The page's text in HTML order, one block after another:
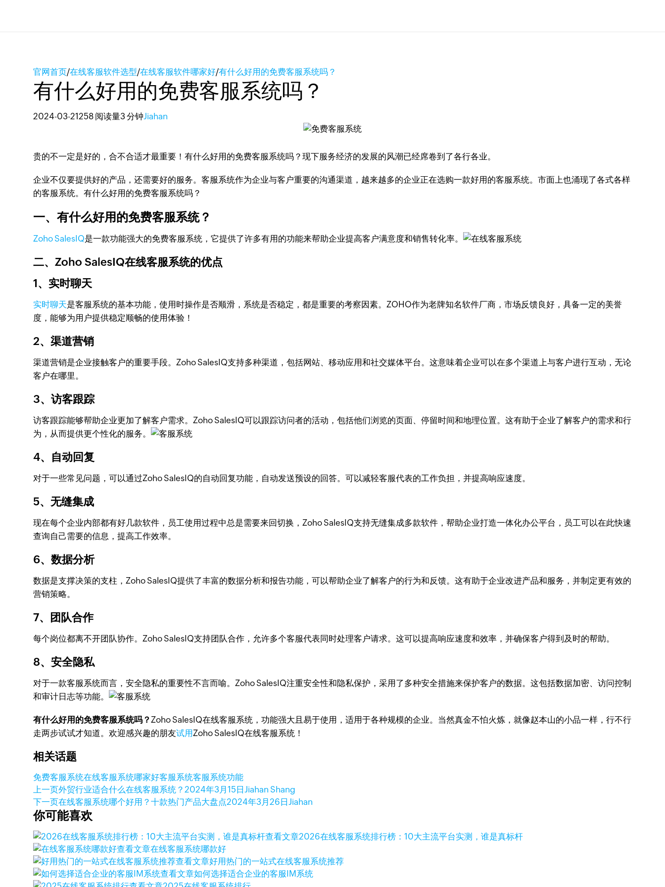
官网首页/在线客服软件选型/在线客服软件哪家好/有什么好用的免费客服系统吗？
有什么好用的免费客服系统吗？
2024-03-21258 阅读量3 分钟Jiahan
贵的不一定是好的，合不合适才最重要！有什么好用的免费客服系统吗？现下服务经济的发展的风潮已经席卷到了各行各业。
企业不仅要提供好的产品，还需要好的服务。客服系统作为企业与客户重要的沟通渠道，越来越多的企业正在选购一款好用的客服系统。市面上也涌现了各式各样
的客服系统。有什么好用的免费客服系统吗？
一、有什么好用的免费客服系统？
Zoho SalesIQ是一款功能强大的免费客服系统，它提供了许多有用的功能来帮助企业提高客户满意度和销售转化率。
二、Zoho SalesIQ在线客服系统的优点
1、实时聊天
实时聊天是客服系统的基本功能，使用时操作是否顺滑，系统是否稳定，都是重要的考察因素。ZOHO作为老牌知名软件厂商，市场反馈良好，具备一定的美誉
度，能够为用户提供稳定顺畅的使用体验！
2、渠道营销
渠道营销是企业接触客户的重要手段。Zoho SalesIQ支持多种渠道，包括网站、移动应用和社交媒体平台。这意味着企业可以在多个渠道上与客户进行互动，无论
客户在哪里。
3、访客跟踪
访客跟踪能够帮助企业更加了解客户需求。Zoho SalesIQ可以跟踪访问者的活动，包括他们浏览的页面、停留时间和地理位置。这有助于企业了解客户的需求和行
为，从而提供更个性化的服务。
4、自动回复
对于一些常见问题，可以通过Zoho SalesIQ的自动回复功能，自动发送预设的回答。可以减轻客服代表的工作负担，并提高响应速度。
5、无缝集成
现在每个企业内部都有好几款软件，员工使用过程中总是需要来回切换，Zoho SalesIQ支持无缝集成多款软件，帮助企业打造一体化办公平台，员工可以在此快速
查询自己需要的信息，提高工作效率。
6、数据分析
数据是支撑决策的支柱，Zoho SalesIQ提供了丰富的数据分析和报告功能，可以帮助企业了解客户的行为和反馈。这有助于企业改进产品和服务，并制定更有效的
营销策略。
7、团队合作
每个岗位都离不开团队协作。Zoho SalesIQ支持团队合作，允许多个客服代表同时处理客户请求。这可以提高响应速度和效率，并确保客户得到及时的帮助。
8、安全隐私
对于一款客服系统而言，安全隐私的重要性不言而喻。Zoho SalesIQ注重安全性和隐私保护，采用了多种安全措施来保护客户的数据。这包括数据加密、访问控制
和审计日志等功能。
有什么好用的免费客服系统吗？Zoho SalesIQ在线客服系统，功能强大且易于使用，适用于各种规模的企业。当然真金不怕火炼，就像赵本山的小品一样，行不行
走两步试试才知道。欢迎感兴趣的朋友试用Zoho SalesIQ在线客服系统！
相关话题
免费客服系统在线客服系统哪家好客服系统客服系统功能
上一页外贸行业适合什么在线客服系统？2024年3月15日Jiahan Shang
下一页在线客服系统哪个好用？十款热门产品大盘点2024年3月26日Jiahan
你可能喜欢
查看文章2026在线客服系统排行榜：10大主流平台实测，谁是真标杆
查看文章在线客服系统哪款好
查看文章好用热门的一站式在线客服系统推荐
查看文章如何选择适合企业的客服IM系统